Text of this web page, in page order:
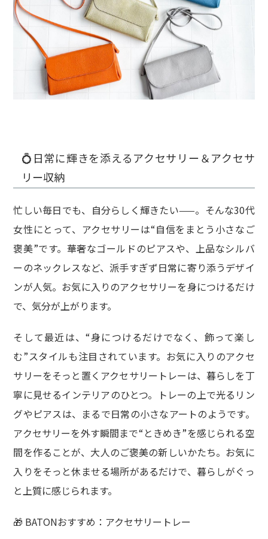
💍日常に輝きを添えるアクセサリー＆アクセサ
リー収納
忙しい毎日でも、自分らしく輝きたい——。そんな30代
女性にとって、アクセサリーは“自信をまとう小さなご
褒美”です。華奢なゴールドのピアスや、上品なシルバ
ーのネックレスなど、派手すぎず日常に寄り添うデザイ
ンが人気。お気に入りのアクセサリーを身につけるだけ
で、気分が上がります。
そして最近は、“身につけるだけでなく、飾って楽し
む”スタイルも注目されています。お気に入りのアクセ
サリーをそっと置くアクセサリートレーは、暮らしを丁
寧に見せるインテリアのひとつ。トレーの上で光るリン
グやピアスは、まるで日常の小さなアートのようです。
アクセサリーを外す瞬間まで“ときめき”を感じられる空
間を作ることが、大人のご褒美の新しいかたち。お気に
入りをそっと休ませる場所があるだけで、暮らしがぐっ
と上質に感じられます。
🎁 BATONおすすめ：アクセサリートレー